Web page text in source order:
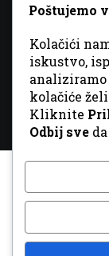
© 2026
Poštujemo
Kolačići
iskustvo,
analiziramo
kolačiće
Kliknite
Odbij sve